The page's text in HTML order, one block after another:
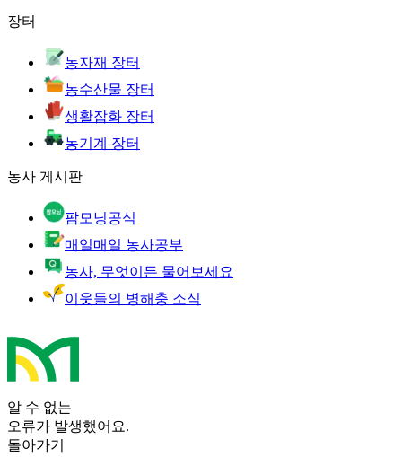
장터
농자재 장터
농수산물 장터
생활잡화 장터
농기계 장터
농사 게시판
팜모닝공식
매일매일 농사공부
농사, 무엇이든 물어보세요
이웃들의 병해충 소식
알 수 없는
오류가 발생했어요.
돌아가기